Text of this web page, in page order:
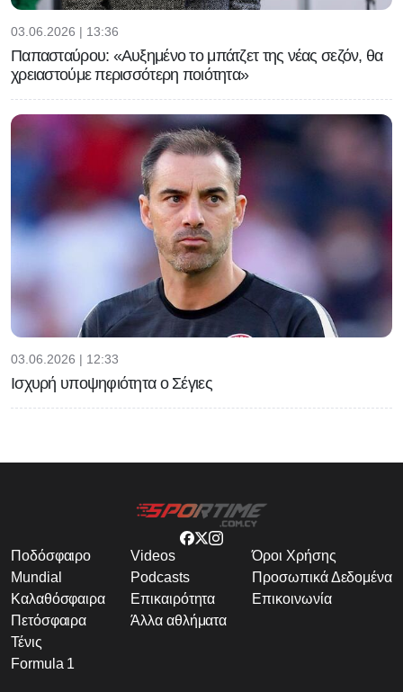
03.06.2026 | 13:36
Παπασταύρου: «Αυξημένο το μπάτζετ της νέας σεζόν, θα
χρειαστούμε περισσότερη ποιότητα»
03.06.2026 | 12:33
Ισχυρή υποψηφιότητα ο Σέγιες
Ποδόσφαιρο
Mundial
Καλαθόσφαιρα
Πετόσφαιρα
Τένις
Formula 1
Videos
Podcasts
Επικαιρότητα
Άλλα αθλήματα
Όροι Χρήσης
Προσωπικά Δεδομένα
Επικοινωνία